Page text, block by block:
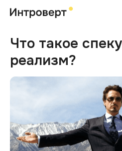
Что такое
реализм?